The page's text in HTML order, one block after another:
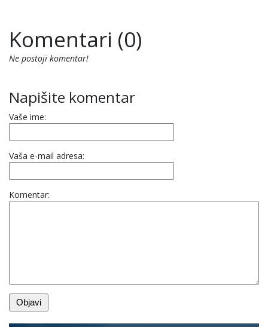
Komentari (0)
Ne postoji komentar!
Napišite komentar
Vaše ime:
Vaša e-mail adresa:
Komentar: